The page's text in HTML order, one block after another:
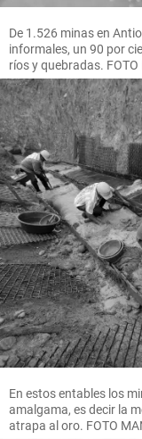
De 1.526 minas en
informales, un 90 por
ríos y quebradas. FOTO
En estos entables los
amalgama, es decir la
atrapa al oro. FOTO